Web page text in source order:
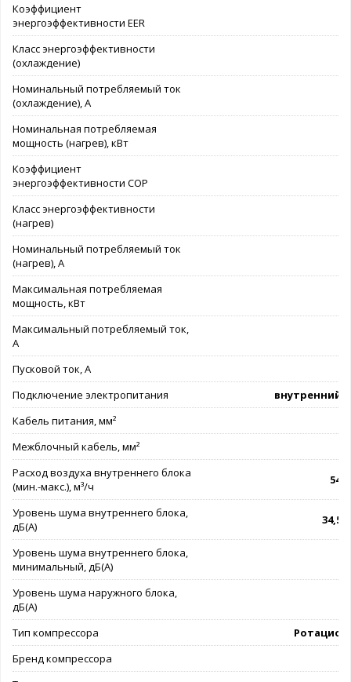
Коэффициент
энергоэффективности EER
Класс энергоэффективности
(охлаждение)
Номинальный потребляемый ток
(охлаждение), А
Номинальная потребляемая
мощность (нагрев), кВт
Коэффициент
энергоэффективности COP
Класс энергоэффективности
(нагрев)
Номинальный потребляемый ток
(нагрев), А
Максимальная потребляемая
мощность, кВт
Максимальный потребляемый ток,
А
Пусковой ток, А
Подключение электропитания
внутренний
Кабель питания, мм²
Межблочный кабель, мм²
Расход воздуха внутреннего блока
(мин.-макс.), м³/ч
541
Уровень шума внутреннего блока,
дБ(А)
34,5/
Уровень шума внутреннего блока,
минимальный, дБ(А)
Уровень шума наружного блока,
дБ(А)
Тип компрессора
Бренд компрессора